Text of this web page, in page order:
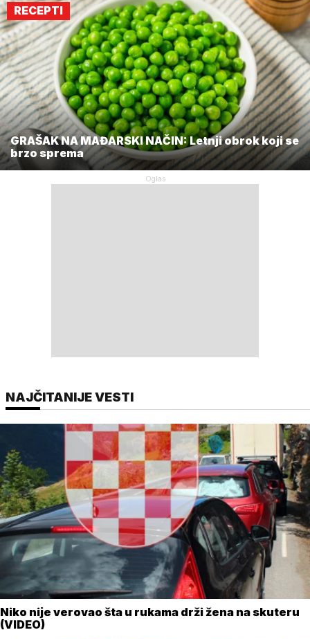
RECEPTI
GRAŠAK NA MAĐARSKI NAČIN: Letnji obrok koji se
brzo sprema
NAJČITANIJE VESTI
Niko nije verovao šta u rukama drži žena na skuteru
(VIDEO)